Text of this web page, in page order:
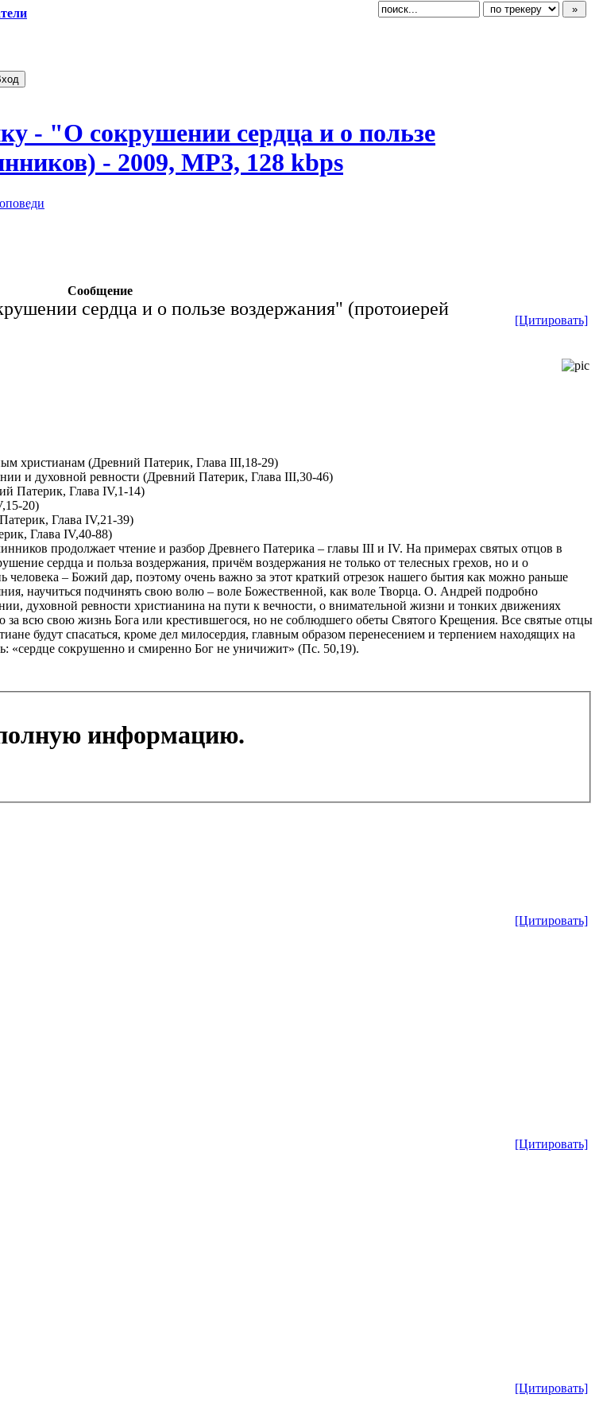
- "О сокрушении сердца и о пользе
- 2009, MP3, 128 kbps
Сообщение
[Цитировать]
сердца и о пользе воздержания" (протоиерей
христианам (Древний Патерик, Глава III,18-29)
и духовной ревности (Древний Патерик, Глава III,30-46)
Патерик, Глава IV,1-14)
20)
Глава IV,21-39)
Глава IV,40-88)
продолжает чтение и разбор Древнего Патерика – главы III и IV. На примерах святых отцов в
сердца и польза воздержания, причём воздержания не только от телесных грехов, но и о
– Божий дар, поэтому очень важно за этот краткий отрезок нашего бытия как можно раньше
научиться подчинять свою волю – воле Божественной, как воле Творца. О. Андрей подробно
духовной ревности христианина на пути к вечности, о внимательной жизни и тонких движениях
за всю свою жизнь Бога или крестившегося, но не соблюдшего обеты Святого Крещения. Все святые отцы
будут спасаться, кроме дел милосердия, главным образом перенесением и терпением находящих на
«сердце сокрушенно и смиренно Бог не уничижит» (Пс. 50,19).
информацию.
[Цитировать]
[Цитировать]
[Цитировать]